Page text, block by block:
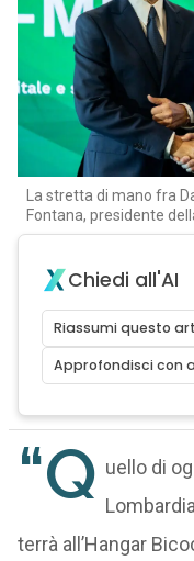
La stretta di mano fra
Fontana, presidente
Chiedi all'AI
Riassumi questo
Approfondisci con
“Q uello di
terrà all’Hangar